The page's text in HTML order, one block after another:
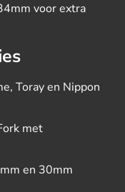
voor extra
Toray en Nippon
met
en 30mm